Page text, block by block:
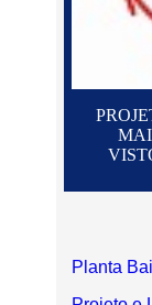
Planta